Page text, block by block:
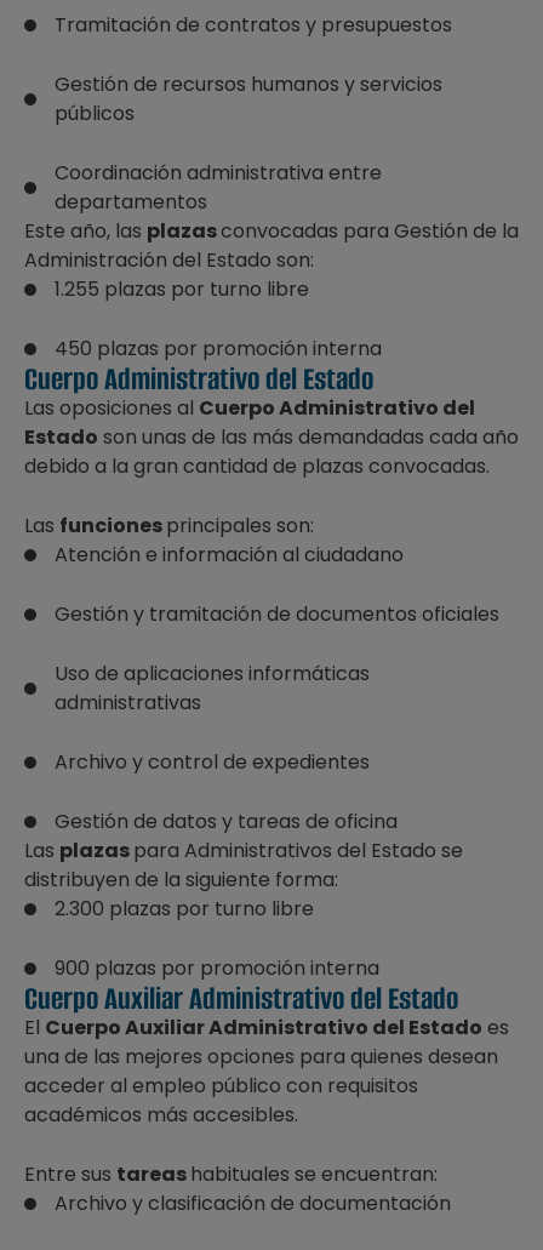
Tramitación de contratos y presupuestos
Gestión de recursos humanos y servicios
públicos
Coordinación administrativa entre
departamentos
Este año, las plazasconvocadas para Gestión de la
Administración del Estado son:
1.255 plazas por turno libre
450 plazas por promoción interna
Cuerpo Administrativo del Estado
Las oposiciones al Cuerpo Administrativo del
Estado son unas de las más demandadas cada año
debido a la gran cantidad de plazas convocadas.
Las funcionesprincipales son:
Atención e información al ciudadano
Gestión y tramitación de documentos oficiales
Uso de aplicaciones informáticas
administrativas
Archivo y control de expedientes
Gestión de datos y tareas de oficina
Las plazaspara Administrativos del Estado se
distribuyen de la siguiente forma:
2.300 plazas por turno libre
900 plazas por promoción interna
Cuerpo Auxiliar Administrativo del Estado
El Cuerpo Auxiliar Administrativo del Estado es
una de las mejores opciones para quienes desean
acceder al empleo público con requisitos
académicos más accesibles.
Entre sus tareashabituales se encuentran:
Archivo y clasificación de documentación